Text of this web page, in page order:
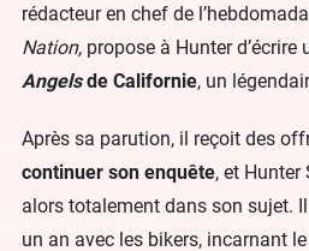
rédacteur en chef de
Nation, propose à Hunter d’écrire
Angelsde Californie, un
Après sa parution, il reçoit des
continuer son enquête, et Hunter
alors totalement dans son sujet.
un an avec les bikers, incarnant